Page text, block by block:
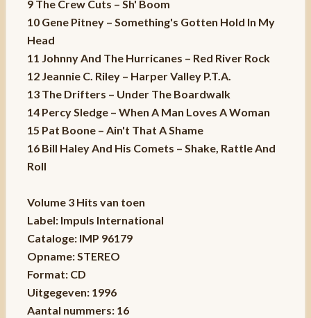
9 The Crew Cuts – Sh' Boom
10 Gene Pitney – Something's Gotten Hold In My
Head
11 Johnny And The Hurricanes – Red River Rock
12 Jeannie C. Riley – Harper Valley P.T.A.
13 The Drifters – Under The Boardwalk
14 Percy Sledge – When A Man Loves A Woman
15 Pat Boone – Ain't That A Shame
16 Bill Haley And His Comets – Shake, Rattle And
Roll
Volume 3 Hits van toen
Label: Impuls International
Cataloge: IMP 96179
Opname: STEREO
Format: CD
Uitgegeven: 1996
Aantal nummers: 16